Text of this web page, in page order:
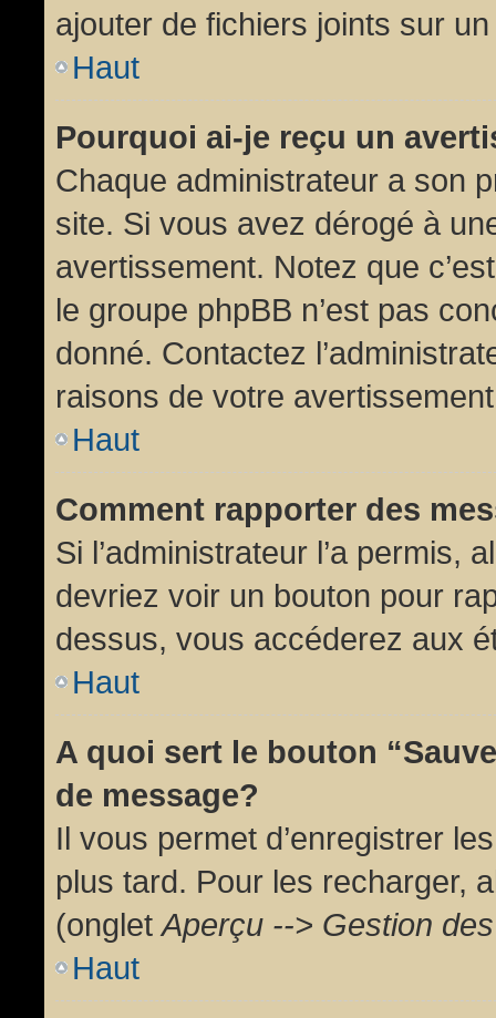
ajouter de fichiers joints sur
Haut
Pourquoi ai-je reçu un
Chaque administrateur a son
site. Si vous avez dérogé à
avertissement. Notez que
le groupe phpBB n’est pas
donné. Contactez
raisons de votre
Haut
Comment rapporter des
Si l’administrateur l’a permis,
devriez voir un bouton pour
dessus, vous accéderez aux
Haut
A quoi sert le bouton
de message?
Il vous permet d’enregistrer
plus tard. Pour les recharger,
(ongletAperçu --> Gestion
Haut